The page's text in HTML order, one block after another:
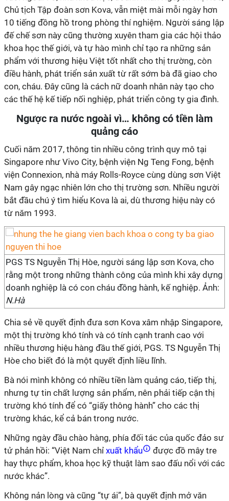
Chủ tịch Tập đoàn sơn Kova, vẫn miệt mài mỗi ngày hơn
10 tiếng đồng hồ trong phòng thí nghiệm. Người sáng lập
đế chế sơn này cũng thường xuyên tham gia các hội thảo
khoa học thế giới, và tự hào mình chỉ tạo ra những sản
phẩm với thương hiệu Việt tốt nhất cho thị trường, còn
điều hành, phát triển sản xuất từ rất sớm bà đã giao cho
con, cháu. Đây cũng là cách nữ doanh nhân này tạo cho
các thế hệ kế tiếp nối nghiệp, phát triển công ty gia đình.
Ngược ra nước ngoài vì… không có tiền làm
quảng cáo
Cuối năm 2017, thông tin nhiều công trình quy mô tại
Singapore như Vivo City, bệnh viện Ng Teng Fong, bệnh
viện Connexion, nhà máy Rolls-Royce cùng dùng sơn Việt
Nam gây ngạc nhiên lớn cho thị trường sơn. Nhiều người
bắt đầu chú ý tìm hiểu Kova là ai, dù thương hiệu này có
từ năm 1993.
PGS TS Nguyễn Thị Hòe, người sáng lập sơn Kova, cho
rằng một trong những thành công của mình khi xây dựng
doanh nghiệp là có con cháu đồng hành, kế nghiệp. Ảnh:
N.Hà
Chia sẻ về quyết định đưa sơn Kova xâm nhập Singapore,
một thị trường khó tính và có tính cạnh tranh cao với
nhiều thương hiệu hàng đầu thế giới, PGS. TS Nguyễn Thị
Hòe cho biết đó là một quyết định liều lĩnh.
Bà nói mình không có nhiều tiền làm quảng cáo, tiếp thị,
nhưng tự tin chất lượng sản phẩm, nên phải tiếp cận thị
trường khó tính để có “giấy thông hành” cho các thị
trường khác, kể cả bán trong nước.
Những ngày đầu chào hàng, phía đối tác của quốc đảo sư
tử phản hồi: “Việt Nam chỉ xuất khẩu
được đồ mây tre
hay thực phẩm, khoa học kỹ thuật làm sao đấu nổi với các
nước khác”.
Không nản lòng và cũng “tự ái”, bà quyết định mở văn